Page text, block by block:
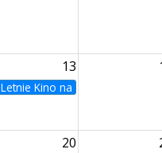
13
Letnie Kino na Bulwarach |
20